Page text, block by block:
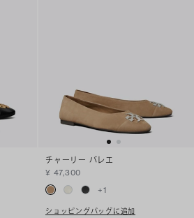
チャーリー バレエ
¥ 47,300
+1
ショッピングバッグに追加